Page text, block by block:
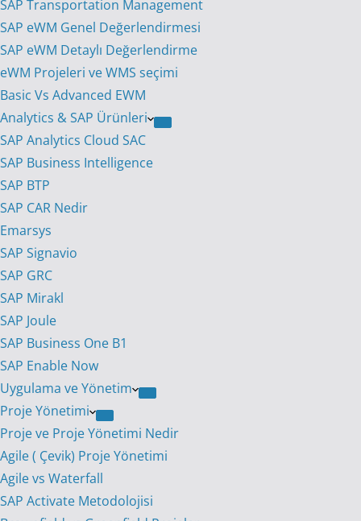
SAP Transportation Management
SAP eWM Genel Değerlendirmesi
SAP eWM Detaylı Değerlendirme
eWM Projeleri ve WMS seçimi
Basic Vs Advanced EWM
Analytics & SAP Ürünleri
SAP Analytics Cloud SAC
SAP Business Intelligence
SAP BTP
SAP CAR Nedir
Emarsys
SAP Signavio
SAP GRC
SAP Mirakl
SAP Joule
SAP Business One B1
SAP Enable Now
Uygulama ve Yönetim
Proje Yönetimi
Proje ve Proje Yönetimi Nedir
Agile ( Çevik) Proje Yönetimi
Agile vs Waterfall
SAP Activate Metodolojisi